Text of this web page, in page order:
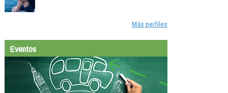
Más perfiles
Eventos